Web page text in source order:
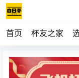
首页 杯友之家